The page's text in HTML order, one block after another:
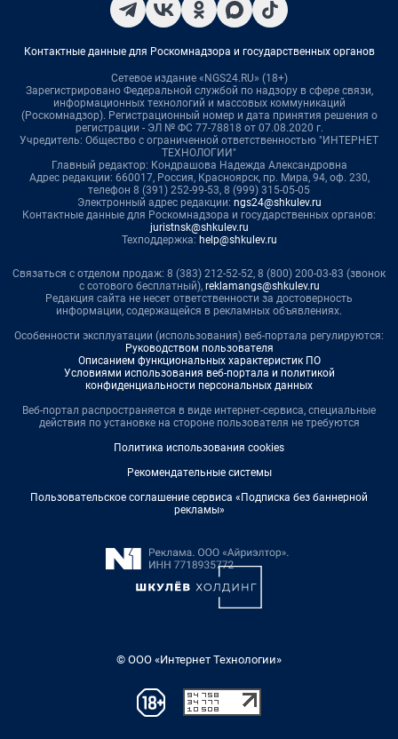
Контактные данные для Роскомнадзора и государственных органов
Сетевое издание «NGS24.RU» (18+)
Зарегистрировано Федеральной службой по надзору в сфере связи,
информационных технологий и массовых коммуникаций
(Роскомнадзор). Регистрационный номер и дата принятия решения о
регистрации - ЭЛ № ФС 77-78818 от 07.08.2020 г.
Учредитель: Общество с ограниченной ответственностью "ИНТЕРНЕТ
ТЕХНОЛОГИИ"
Главный редактор: Кондрашова Надежда Александровна
Адрес редакции: 660017, Россия, Красноярск, пр. Мира, 94, оф. 230,
телефон 8 (391) 252-99-53, 8 (999) 315-05-05
Электронный адрес редакции: ngs24@shkulev.ru
Контактные данные для Роскомнадзора и государственных органов:
juristnsk@shkulev.ru
Техподдержка: help@shkulev.ru
Связаться с отделом продаж: 8 (383) 212-52-52, 8 (800) 200-03-83 (звонок
с сотового бесплатный), reklamangs@shkulev.ru
Редакция сайта не несет ответственности за достоверность
информации, содержащейся в рекламных объявлениях.
Особенности эксплуатации (использования) веб-портала регулируются:
Руководством пользователя
Описанием функциональных характеристик ПО
Условиями использования веб-портала и политикой
конфиденциальности персональных данных
Веб-портал распространяется в виде интернет-сервиса, специальные
действия по установке на стороне пользователя не требуются
Политика использования cookies
Рекомендательные системы
Пользовательское соглашение сервиса «Подписка без баннерной
рекламы»
© ООО «Интернет Технологии»